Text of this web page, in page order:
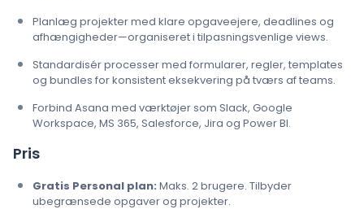
Planlæg projekter med klare opgaveejere, deadlines og
afhængigheder—organiseret i tilpasningsvenlige views.
Standardisér processer med formularer, regler, templates
og bundles for konsistent eksekvering på tværs af teams.
Forbind Asana med værktøjer som Slack, Google
Workspace, MS 365, Salesforce, Jira og Power BI.
Pris
Gratis Personal plan: Maks. 2 brugere. Tilbyder
ubegrænsede opgaver og projekter.